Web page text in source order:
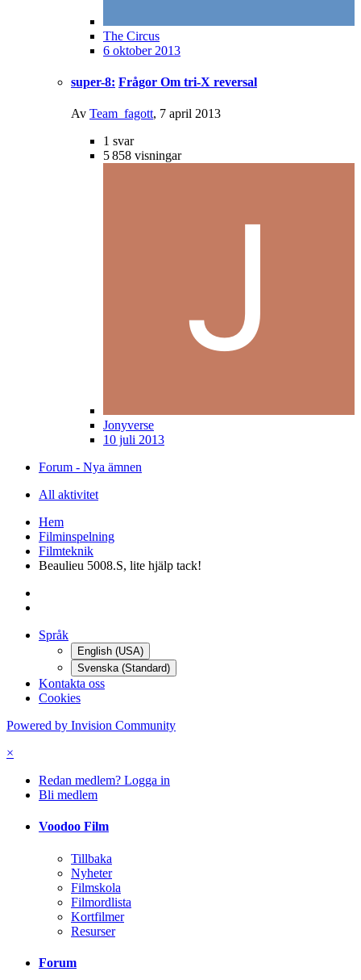
The Circus
6 oktober 2013
super-8: Frågor Om tri-X reversal
Av Team_fagott, 7 april 2013
1 svar
5 858 visningar
Jonyverse
10 juli 2013
Forum - Nya ämnen
All aktivitet
Hem
Filminspelning
Filmteknik
Beaulieu 5008.S, lite hjälp tack!
Språk
English (USA)
Svenska (Standard)
Kontakta oss
Cookies
Powered by Invision Community
×
Redan medlem? Logga in
Bli medlem
Voodoo Film
Tillbaka
Nyheter
Filmskola
Filmordlista
Kortfilmer
Resurser
Forum